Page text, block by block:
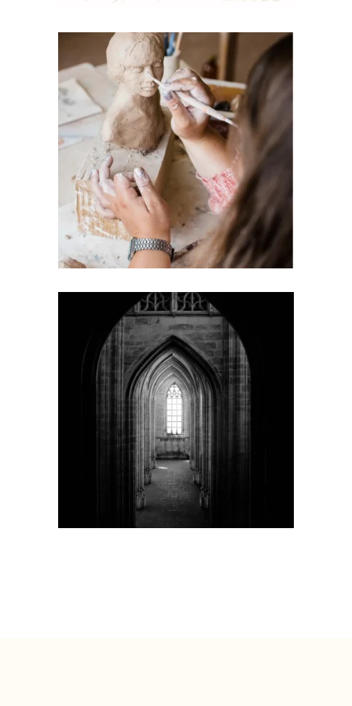
Corso Un caso pratico dal
sapore bohémienne! –
Feng Shui Case Studies
€197,00
Corso Un caso studio dal
sapore gotico! – Feng
Shui Case Studies
€197,00